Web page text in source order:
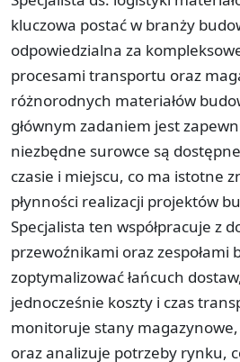
kluczowa postać w branży
odpowiedzialna za
procesami transportu oraz
różnorodnych materiałów
głównym zadaniem jest
niezbędne surowce są
czasie i miejscu, co ma istotne
płynności realizacji projektów
Specjalista ten współpracuje z
przewoźnikami oraz zespołami
zoptymalizować łańcuch
jednocześnie koszty i czas
monitoruje stany
oraz analizuje potrzeby rynku,